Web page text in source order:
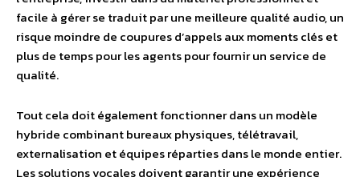
facile à gérer se traduit par une meilleure qualité audio, un
risque moindre de coupures d’appels aux moments clés et
plus de temps pour les agents pour fournir un service de
qualité.
Tout cela doit également fonctionner dans un modèle
hybride combinant bureaux physiques, télétravail,
externalisation et équipes réparties dans le monde entier.
Les solutions vocales doivent garantir une expérience